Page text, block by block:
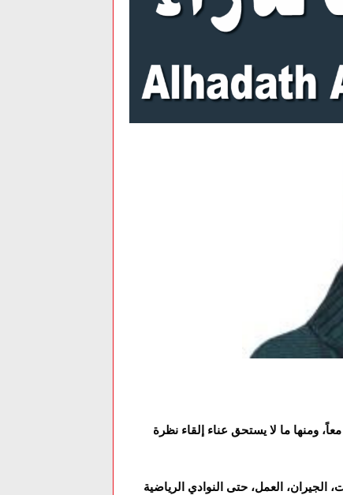
ومنها ما لا يستحق عناء إلقاء نظرة
الجيران، العمل، حتى النوادي الرياضية